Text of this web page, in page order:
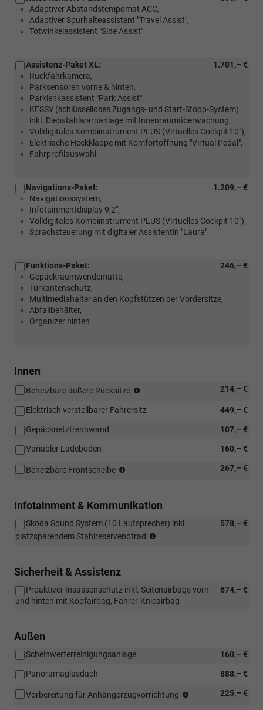
Adaptiver Abstandstempomat ACC,
Adaptiver Spurhalteassistent "Travel Assist",
Totwinkelassistent "Side Assist"
1.701,– €
Assistenz-Paket XL:
Rückfahrkamera,
Parksensoren vorne & hinten,
Parklenkassistent "Park Assist",
KESSY (schlüsselloses Zugangs- und Start-Stopp-System)
inkl. Diebstahlwarnanlage mit Innenraumüberwachung,
Volldigitales Kombiinstrument PLUS (Virtuelles Cockpit 10"),
Elektrische Heckklappe mit Komfortöffnung "Virtual Pedal",
Fahrprofilauswahl
1.209,– €
Navigations-Paket:
Navigationssystem,
Infotainmentdisplay 9,2",
Volldigitales Kombiinstrument PLUS (Virtuelles Cockpit 10"),
Sprachsteuerung mit digitaler Assistentin "Laura"
246,– €
Funktions-Paket:
Gepäckraumwendematte,
Türkantenschutz,
Multimediahalter an den Kopfstützen der Vordersitze,
Abfallbehälter,
Organizer hinten
Innen
214,– €
Beheizbare äußere Rücksitze
Verbindung
449,– €
Elektrisch verstellbarer Fahrersitz
107,– €
Gepäcknetztrennwand
160,– €
Variabler Ladeboden
267,– €
Beheizbare Frontscheibe
mit:
Beheizbare
äußere
Infotainment & Kommunikation
578,– €
Skoda Sound System (10 Lautsprecher) inkl.
platzsparendem Stahlreservenotrad
Navigations-
Paket)
Sicherheit & Assistenz
674,– €
Proaktiver Insassenschutz inkl. Seitenairbags vorn
und hinten mit Kopfairbag, Fahrer-Knieairbag
Außen
160,– €
Scheinwerferreinigungsanlage
888,– €
Panoramaglasdach
225,– €
Vorbereitung für Anhängerzugvorrichtung